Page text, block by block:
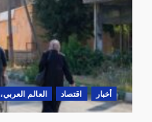
أخبار اقتصاد العالم العربي،